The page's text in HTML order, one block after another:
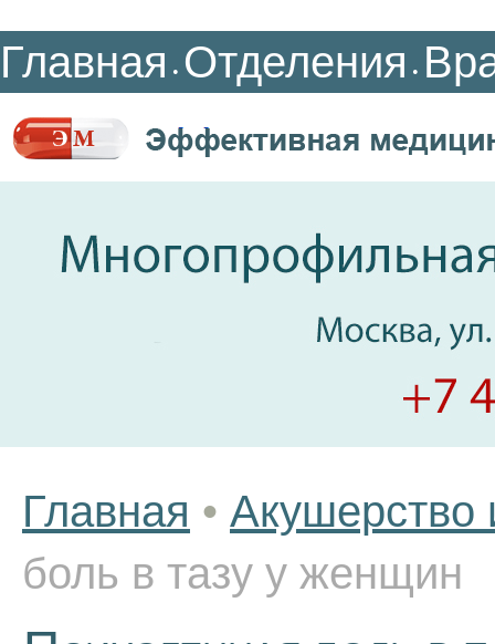
Главная • Отделения •
Главная • Акушерство
боль в тазу у женщин